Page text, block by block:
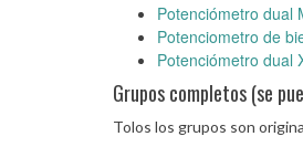
Potenciómetro dual
Potenciometro de
Potenciómetro dual
Grupos completos (se
Tolos los grupos son